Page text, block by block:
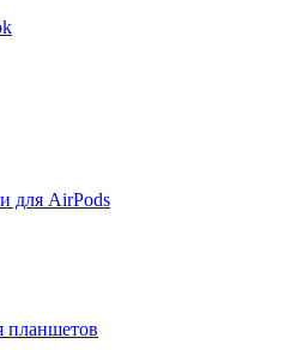
для AirPods
планшетов